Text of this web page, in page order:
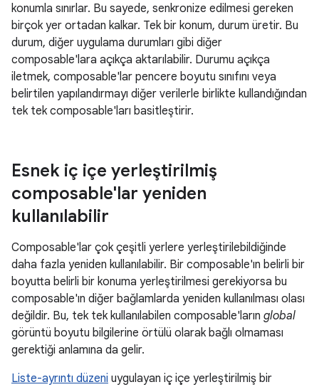
konumla sınırlar. Bu sayede, senkronize edilmesi gereken
birçok yer ortadan kalkar. Tek bir konum, durum üretir. Bu
durum, diğer uygulama durumları gibi diğer
composable'lara açıkça aktarılabilir. Durumu açıkça
iletmek, composable'lar pencere boyutu sınıfını veya
belirtilen yapılandırmayı diğer verilerle birlikte kullandığından
tek tek composable'ları basitleştirir.
Esnek iç içe yerleştirilmiş
composable'lar yeniden
kullanılabilir
Composable'lar çok çeşitli yerlere yerleştirilebildiğinde
daha fazla yeniden kullanılabilir. Bir composable'ın belirli bir
boyutta belirli bir konuma yerleştirilmesi gerekiyorsa bu
composable'ın diğer bağlamlarda yeniden kullanılması olası
değildir. Bu, tek tek kullanılabilen composable'ların global
görüntü boyutu bilgilerine örtülü olarak bağlı olmaması
gerektiği anlamına da gelir.
Liste-ayrıntı düzeni uygulayan iç içe yerleştirilmiş bir